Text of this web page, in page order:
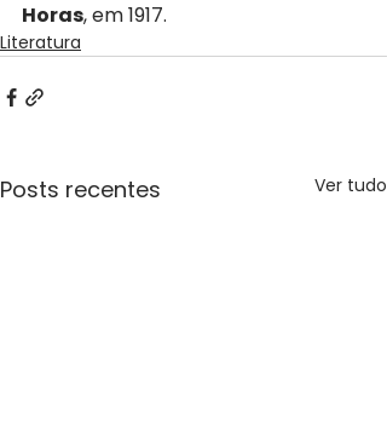
Horas, em 1917.
Literatura
Posts recentes Ver tudo